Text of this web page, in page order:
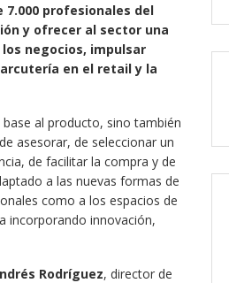
7.000 profesionales del
y ofrecer al sector una
negocios, impulsar
en el retail y la
al producto, sino también
asesorar, de seleccionar un
de facilitar la compra y de
a las nuevas formas de
como a los espacios de
incorporando innovación,
Rodríguez, director de